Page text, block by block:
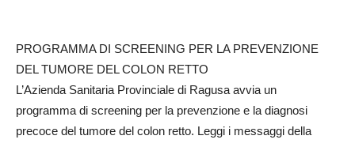
PROGRAMMA DI SCREENING PER LA PREVENZIONE
DEL TUMORE DEL COLON RETTO
L’Azienda Sanitaria Provinciale di Ragusa avvia un
programma di screening per la prevenzione e la diagnosi
precoce del tumore del colon retto. Leggi i messaggi della